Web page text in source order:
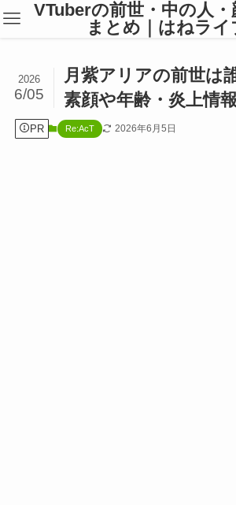
VTuberの前世・中の人
まとめ｜はねライ
月紫アリアの前世は
素顔や年齢・炎上情
2026
6/05
PR Re:AcT 2026年6月5日